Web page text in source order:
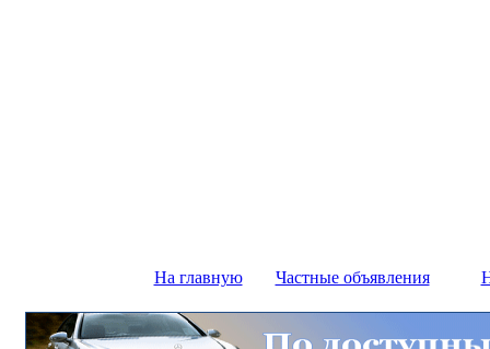
На главную Частные объявления